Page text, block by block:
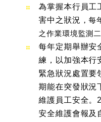
為掌握本行員工
害中之狀況，每
之作業環境監測
每年定期舉辦安
練，以加強本行
緊急狀況處置要
期能在突發狀況
維護員工安全。
安全維護會報及